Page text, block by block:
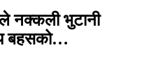
नक्कली भुटानी
बहसको…